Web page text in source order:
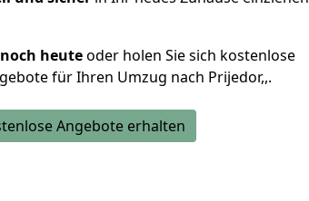
heuteoder holen Sie sich kostenlose
für Ihren Umzug nach Prijedor,,.
Angebote erhalten